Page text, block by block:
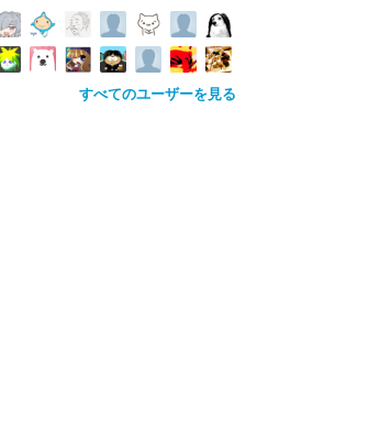
すべてのユーザーを見る